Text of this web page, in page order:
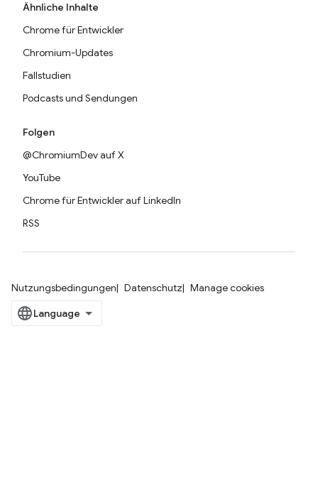
Ähnliche Inhalte
Chrome für Entwickler
Chromium-Updates
Fallstudien
Podcasts und Sendungen
Folgen
@ChromiumDev auf X
YouTube
Chrome für Entwickler auf LinkedIn
RSS
Nutzungsbedingungen Datenschutz Manage cookies